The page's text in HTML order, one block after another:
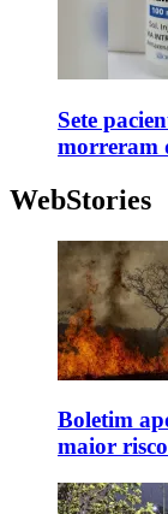
Sete
morreram
WebStories
Boletim
maior